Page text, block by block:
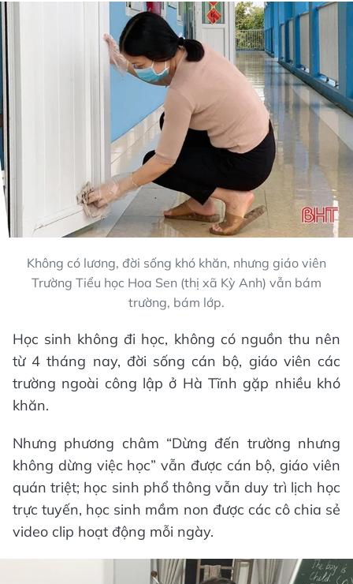
Không có lương, đời sống khó khăn, nhưng giáo viên
Trường Tiểu học Hoa Sen (thị xã Kỳ Anh) vẫn bám
trường, bám lớp.
Học sinh không đi học, không có nguồn thu nên
từ 4 tháng nay, đời sống cán bộ, giáo viên các
trường ngoài công lập ở Hà Tĩnh gặp nhiều khó
khăn.
Nhưng phương châm “Dừng đến trường nhưng
không dừng việc học” vẫn được cán bộ, giáo viên
quán triệt; học sinh phổ thông vẫn duy trì lịch học
trực tuyến, học sinh mầm non được các cô chia sẻ
video clip hoạt động mỗi ngày.